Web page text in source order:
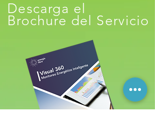
Descarga el
Brochure del Servicio